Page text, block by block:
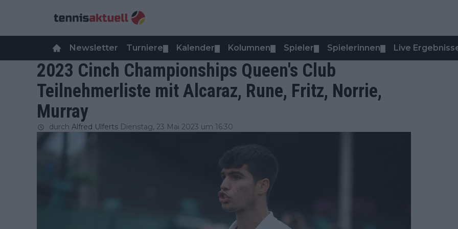
Newsletter Turniere Kalender Kolumnen Spieler Spielerinnen Live
2023 Cinch Championships Queen's Club
Teilnehmerliste mit Alcaraz, Rune, Fritz, Norrie,
Murray
durch Alfred Ulferts Dienstag, 23 Mai 2023 um 16:30